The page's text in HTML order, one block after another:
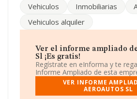
El número de empleados se ha
número ha estado por encima de la
INFORMA, atendiendo a los niveles
empresa, se destaca que: la
el ranking sectorial escalando 26
233 al 207. Se encuentran mejor
siguientes empresas del sector:
yTarraco Car S.L; en
algunas de las empresas que están
Vehiculos Inmobiliarias
Vehiculos alquiler
Ver el informe ampliado
Sl ¡Es gratis!
Regístrate en eInforma y te
Informe Ampliado de esta
VER INFORME
AEROAUTOS SL